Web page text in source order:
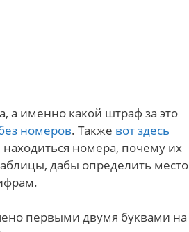
а именно какой штраф за это
номеров. Также вот здесь
номера, почему их
дабы определить место
первыми двумя буквами на